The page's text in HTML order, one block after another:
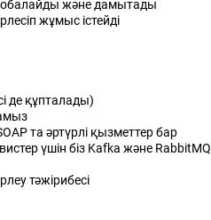
және дамытады
жұмыс істейді
де құпталады)
та әртүрлі қызметтер бар
үшін біз Kafka және RabbitMQ
тәжірибесі